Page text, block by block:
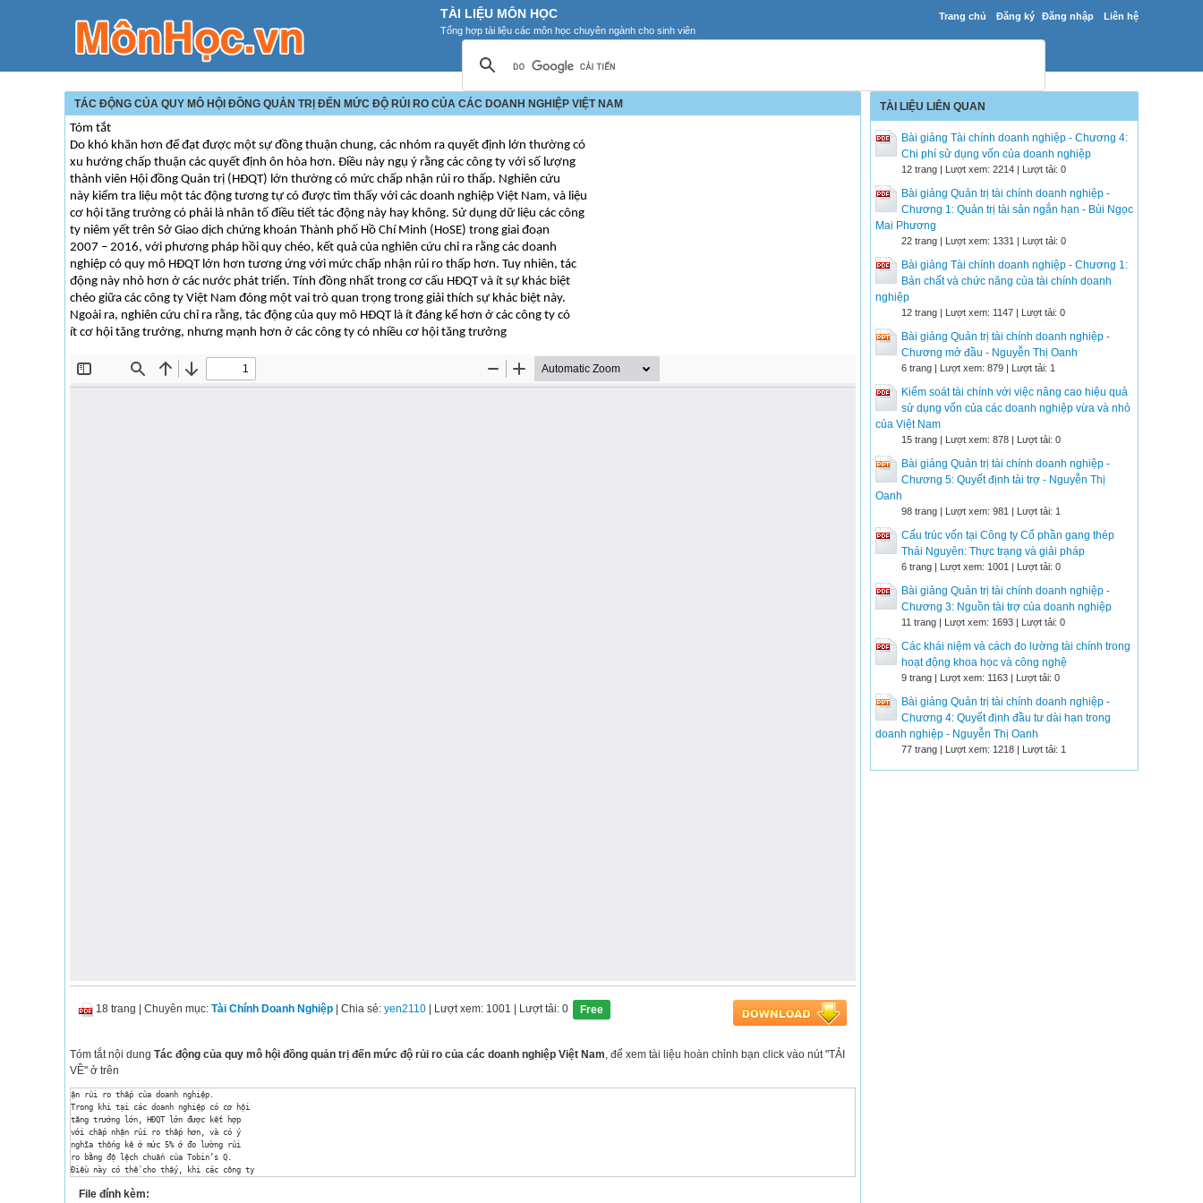
Trang chủ Đăng ký Đăng nhập Liên hệ
TÀI LIỆU MÔN HỌC
Tổng hợp tài liệu các môn học chuyên ngành cho sinh viên
TÁC ĐỘNG CỦA QUY MÔ HỘI ĐỒNG QUẢN TRỊ ĐẾN MỨC ĐỘ RỦI RO CỦA CÁC DOANH NGHIỆP VIỆT NAM
Tóm tắt
Do khó khăn hơn để đạt được một sự đồng thuận chung, các nhóm ra quyết định lớn thường có
xu hướng chấp thuận các quyết định ôn hòa hơn. Điều này ngụ ý rằng các công ty với số lượng
thành viên Hội đồng Quản trị (HĐQT) lớn thường có mức chấp nhận rủi ro thấp. Nghiên cứu
này kiểm tra liệu một tác động tương tự có được tìm thấy với các doanh nghiệp Việt Nam, và liệu
cơ hội tăng trưởng có phải là nhân tố điều tiết tác động này hay không. Sử dụng dữ liệu các công
ty niêm yết trên Sở Giao dịch chứng khoán Thành phố Hồ Chí Minh (HoSE) trong giai đoạn
2007 – 2016, với phương pháp hồi quy chéo, kết quả của nghiên cứu chỉ ra rằng các doanh
nghiệp có quy mô HĐQT lớn hơn tương ứng với mức chấp nhận rủi ro thấp hơn. Tuy nhiên, tác
động này nhỏ hơn ở các nước phát triển. Tính đồng nhất trong cơ cấu HĐQT và ít sự khác biệt
chéo giữa các công ty Việt Nam đóng một vai trò quan trọng trong giải thích sự khác biệt này.
Ngoài ra, nghiên cứu chỉ ra rằng, tác động của quy mô HĐQT là ít đáng kể hơn ở các công ty có
ít cơ hội tăng trưởng, nhưng mạnh hơn ở các công ty có nhiều cơ hội tăng trưởng
18 trang Chuyên mục: Tài Chính Doanh Nghiệp | Chia sẻ: yen2110 | Lượt xem: 1001 | Lượt tải: 0 Free
Tóm tắt nội dung Tác động của quy mô hội đồng quản trị đến mức độ rủi ro của các doanh nghiệp Việt Nam, để xem tài liệu hoàn chỉnh bạn click vào nút "TẢI
VỀ" ở trên
ận rủi ro thấp của doanh nghiệp.
Trong khi tại các doanh nghiệp có cơ hội
tăng trưởng lớn, HĐQT lớn được kết hợp
với chấp nhận rủi ro thấp hơn, và có ý
nghĩa thống kê ở mức 5% ở đo lường rủi
ro bằng độ lệch chuẩn của Tobin’s Q.
Điều này có thể cho thấy, khi các công ty
hóa là dễ dàng và do đó việc chấp nhận rủi
File đính kèm:
TÀI LIỆU LIÊN QUAN
Bài giảng Tài chính doanh nghiệp - Chương 4:
Chi phí sử dụng vốn của doanh nghiệp
12 trang | Lượt xem: 2214 | Lượt tải: 0
Bài giảng Quản trị tài chính doanh nghiệp -
Chương 1: Quản trị tài sản ngắn hạn - Bùi Ngọc
Mai Phương
22 trang | Lượt xem: 1331 | Lượt tải: 0
Bài giảng Tài chính doanh nghiệp - Chương 1:
Bản chất và chức năng của tài chính doanh
nghiệp
12 trang | Lượt xem: 1147 | Lượt tải: 0
Bài giảng Quản trị tài chính doanh nghiệp -
Chương mở đầu - Nguyễn Thị Oanh
6 trang | Lượt xem: 879 | Lượt tải: 1
Kiểm soát tài chính với việc nâng cao hiệu quả
sử dụng vốn của các doanh nghiệp vừa và nhỏ
của Việt Nam
15 trang | Lượt xem: 878 | Lượt tải: 0
Bài giảng Quản trị tài chính doanh nghiệp -
Chương 5: Quyết định tài trợ - Nguyễn Thị
Oanh
98 trang | Lượt xem: 981 | Lượt tải: 1
Cấu trúc vốn tại Công ty Cổ phần gang thép
Thái Nguyên: Thực trạng và giải pháp
6 trang | Lượt xem: 1001 | Lượt tải: 0
Bài giảng Quản trị tài chính doanh nghiệp -
Chương 3: Nguồn tài trợ của doanh nghiệp
11 trang | Lượt xem: 1693 | Lượt tải: 0
Các khái niệm và cách đo lường tài chính trong
hoạt động khoa học và công nghệ
9 trang | Lượt xem: 1163 | Lượt tải: 0
Bài giảng Quản trị tài chính doanh nghiệp -
Chương 4: Quyết định đầu tư dài hạn trong
doanh nghiệp - Nguyễn Thị Oanh
77 trang | Lượt xem: 1218 | Lượt tải: 1